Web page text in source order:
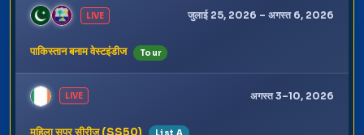
पाकिस्तान बनाम वेस्टइंडीज Tour
जुलाई 25, 2026 – अगस्त 6, 2026
LIVE
महिला सुपर सीरीज (SS50) List A
अगस्त 3–10, 2026
LIVE